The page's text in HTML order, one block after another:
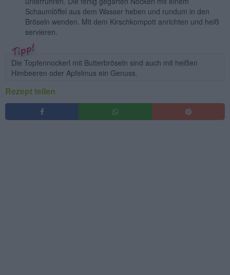
Schaumlöffel aus dem Wasser heben und rundum in den
Bröseln wenden. Mit dem Kirschkompott anrichten und heiß
servieren.
Die Topfennockerl mit Butterbröseln sind auch mit heißen
Himbeeren oder Apfelmus ein Genuss.
Rezept teilen